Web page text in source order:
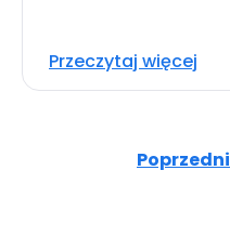
Przeczytaj więcej
Poprzedni